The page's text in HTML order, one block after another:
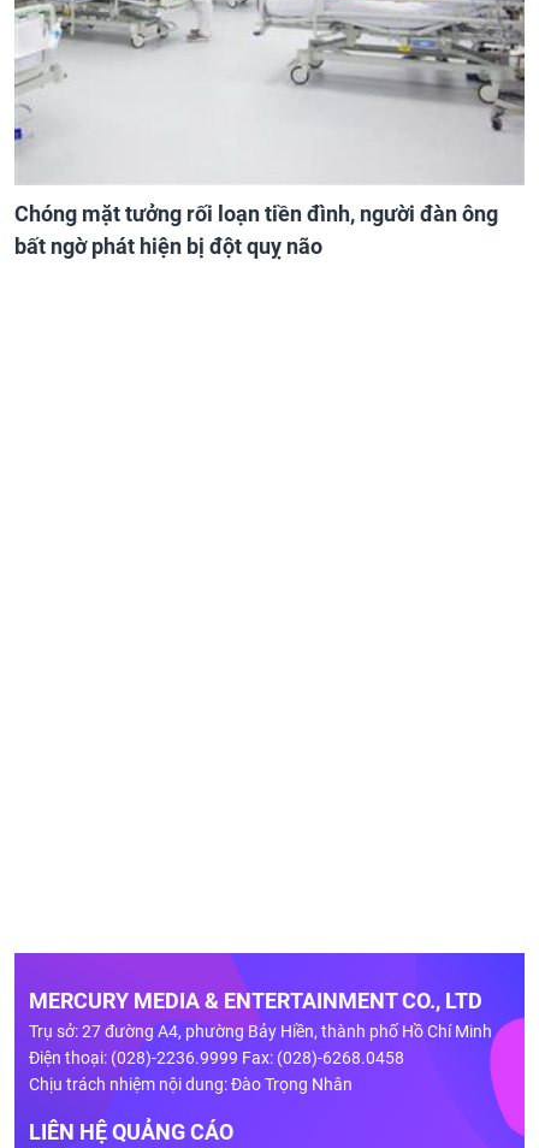
Chóng mặt tưởng rối loạn tiền đình, người đàn ông
bất ngờ phát hiện bị đột quỵ não
MERCURY MEDIA & ENTERTAINMENT CO., LTD
Trụ sở: 27 đường A4, phường Bảy Hiền, thành phố Hồ Chí Minh
Điện thoại: (028)-2236.9999 Fax: (028)-6268.0458
Chịu trách nhiệm nội dung: Đào Trọng Nhân
LIÊN HỆ QUẢNG CÁO